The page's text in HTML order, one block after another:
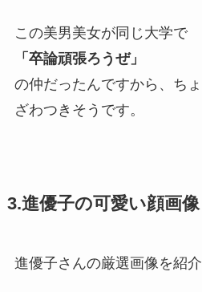
この美男美女が同じ大学で
「卒論頑張ろうぜ」
の仲だったんですから、ち
ざわつきそうです。
3.進優子の可愛い顔画
進優子さんの厳選画像を紹介